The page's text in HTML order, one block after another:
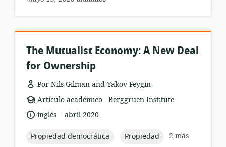
The Mutualist Economy: A New Deal
for Ownership
Por Nils Gilman and Yakov Feygin
formato
del
recurso:
Artículo académico .
publicación:
Berggruen Institute
idioma:
inglés .
fecha
publicación:
abril 2020
topic:
Propiedad democrática topic:
Propiedad
2 más